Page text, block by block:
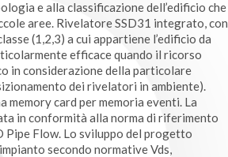
e alla classificazione dell’edificio che
aree. Rivelatore SSD31 integrato, con
(1,2,3) a cui appartiene l’edificio da
efficace quando il ricorso
in considerazione della particolare
dei rivelatori in ambiente).
memory card per memoria eventi. La
in conformità alla norma di riferimento
Flow. Lo sviluppo del progetto
secondo normative Vds,